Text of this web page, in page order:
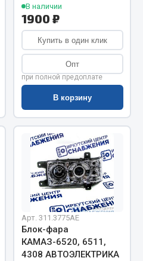
В наличии
1900 ₽
Купить в один клик
Опт
при полной предоплате
В корзину
Арт. 311.3775АЕ
Блок-фара
КАМАЗ-6520, 6511,
4308 АВТОЭЛЕКТРИКА